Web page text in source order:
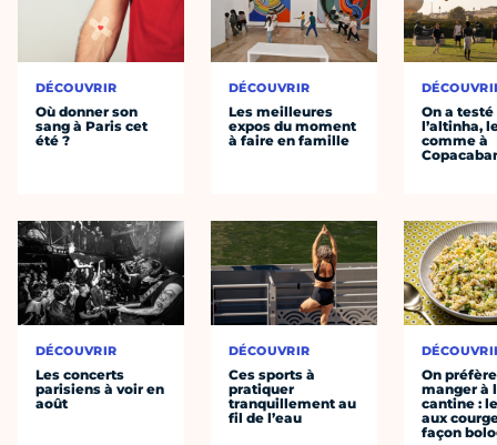
DÉCOUVRIR
Où donner son
sang à Paris cet
été ?
DÉCOUVRIR
Les concerts
parisiens à voir en
août
DÉCOUVRIR
Les meilleures
expos du moment
à faire en famille
DÉCOUVRIR
Ces sports à
pratiquer
tranquillement au
fil de l’eau
On a testé
l’altinha,
comme à
On préfère
manger à
cantine :
aux
façon